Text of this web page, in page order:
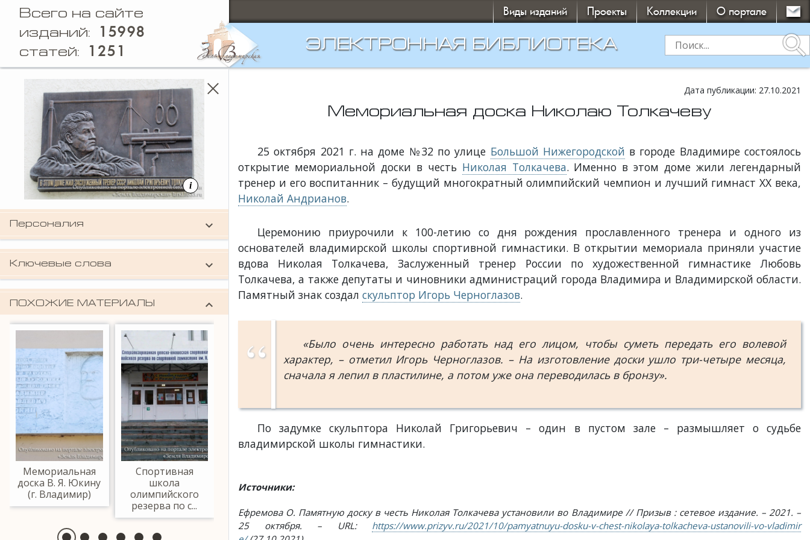
Всего на сайте
изданий: 15998
статей: 1251
Виды изданий Проекты Коллекции О портале
ЭЛЕКТРОННАЯ БИБЛИОТЕКА search
i
Персоналия keyboard_arrow_down
Толкачев Николай Григорьевич(тренер)
Ключевые слова keyboard_arrow_down
мемориальные доски
ПОХОЖИЕ МАТЕРИАЛЫ keyboard_arrow_down
Мемориальная
доска В. Я. Юкину
(г. Владимир)
Спортивная
школа
олимпийского
резерва по с...
школа
олимпийского
резерва по ф...
Дата публикации: 27.10.2021
Мемориальная доска Николаю Толкачеву
25 октября 2021 г. на доме №32 по улице Большой Нижегородской в городе Владимире состоялось
открытие мемориальной доски в честь Николая Толкачева. Именно в этом доме жили легендарный
тренер и его воспитанник – будущий многократный олимпийский чемпион и лучший гимнаст ХХ века,
Николай Андрианов.
Церемонию приурочили к 100-летию со дня рождения прославленного тренера и одного из
основателей владимирской школы спортивной гимнастики. В открытии мемориала приняли участие
вдова Николая Толкачева, Заслуженный тренер России по художественной гимнастике Любовь
Толкачева, а также депутаты и чиновники администраций города Владимира и Владимирской области.
Памятный знак создал скульптор Игорь Черноглазов.
«Было очень интересно работать над его лицом, чтобы суметь передать его волевой
характер, – отметил Игорь Черноглазов. – На изготовление доски ушло три-четыре месяца,
сначала я лепил в пластилине, а потом уже она переводилась в бронзу».
По задумке скульптора Николай Григорьевич – один в пустом зале – размышляет о судьбе
владимирской школы гимнастики.
Источники:
Ефремова О. Памятную доску в честь Николая Толкачева установили во Владимире // Призыв : сетевое издание. – 2021. –
25 октября. – URL: https://www.prizyv.ru/2021/10/pamyatnuyu-dosku-v-chest-nikolaya-tolkacheva-ustanovili-vo-vladimir